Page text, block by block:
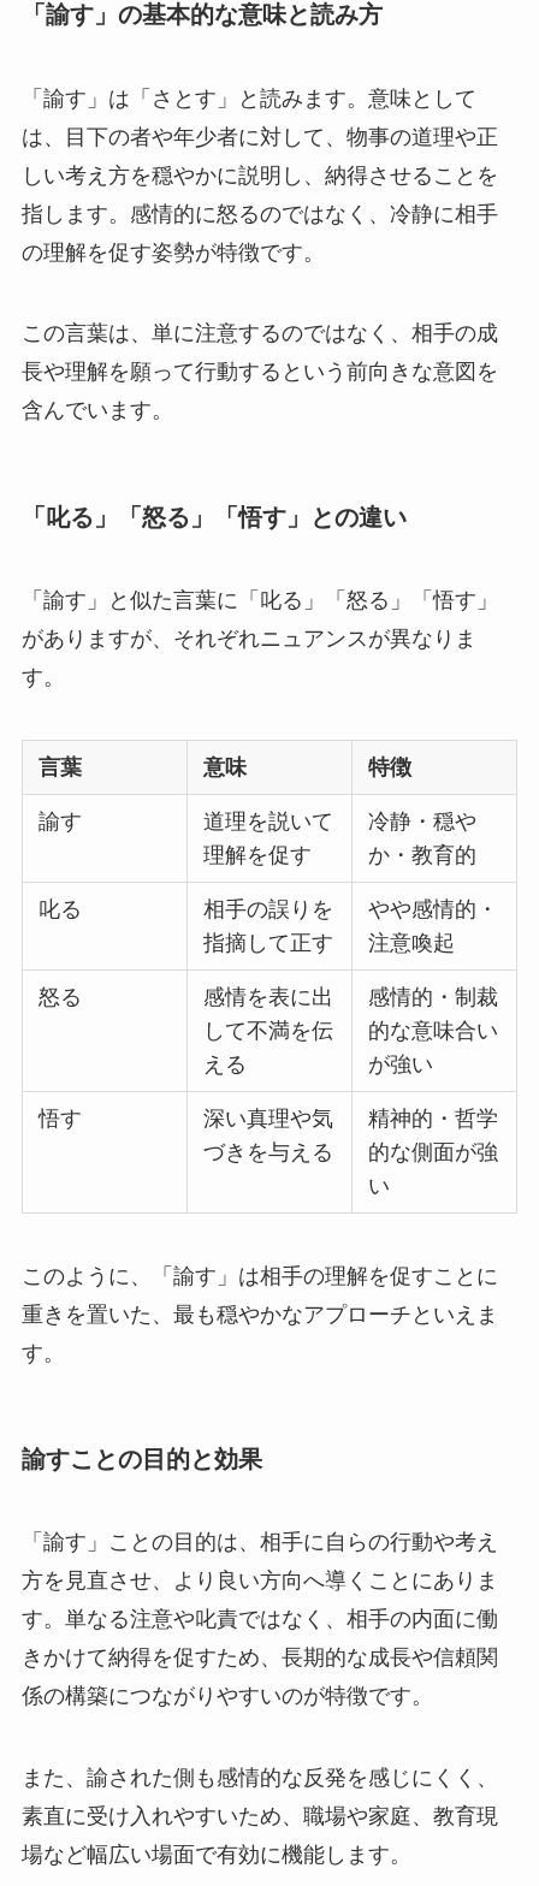
「諭す」の基本的な意味と読み方
「諭す」は「さとす」と読みます。意味として
は、目下の者や年少者に対して、物事の道理や正
しい考え方を穏やかに説明し、納得させることを
指します。感情的に怒るのではなく、冷静に相手
の理解を促す姿勢が特徴です。
この言葉は、単に注意するのではなく、相手の成
長や理解を願って行動するという前向きな意図を
含んでいます。
「叱る」「怒る」「悟す」との違い
「諭す」と似た言葉に「叱る」「怒る」「悟す」
がありますが、それぞれニュアンスが異なりま
す。
言葉 意味 特徴
諭す
道理を説いて
理解を促す
冷静・穏や
か・教育的
叱る
相手の誤りを
指摘して正す
やや感情的・
注意喚起
怒る
感情を表に出
して不満を伝
える
感情的・制裁
的な意味合い
が強い
悟す
深い真理や気
づきを与える
精神的・哲学
的な側面が強
い
このように、「諭す」は相手の理解を促すことに
重きを置いた、最も穏やかなアプローチといえま
す。
諭すことの目的と効果
「諭す」ことの目的は、相手に自らの行動や考え
方を見直させ、より良い方向へ導くことにありま
す。単なる注意や叱責ではなく、相手の内面に働
きかけて納得を促すため、長期的な成長や信頼関
係の構築につながりやすいのが特徴です。
また、諭された側も感情的な反発を感じにくく、
素直に受け入れやすいため、職場や家庭、教育現
場など幅広い場面で有効に機能します。